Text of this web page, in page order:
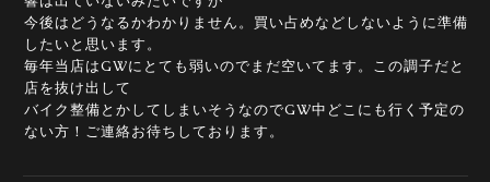
今後はどうなるかわかりません。買い占めなどしないように準備
したいと思います。
毎年当店はGWにとても弱いのでまだ空いてます。この調子だと
店を抜け出して
バイク整備とかしてしまいそうなのでGW中どこにも行く予定の
ない方！ご連絡お待ちしております。